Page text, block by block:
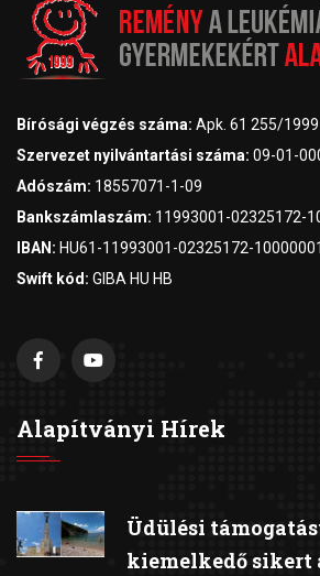
Bírósági végzés száma: Apk. 61 255/1999
Szervezet nyilvántartási száma: 09-01-
Adószám: 18557071-1-09
Bankszámlaszám: 11993001-02325172-
IBAN: HU61-11993001-02325172-10000001
Swift kód: GIBA HU HB
Alapítványi Hírek
Üdülési
kiemelkedő sikert